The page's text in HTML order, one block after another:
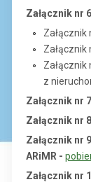
Załącznik nr
Załącznik
Załącznik
Załącznik
z
Załącznik nr
Załącznik nr
Załącznik nr
ARiMR -
Załącznik nr